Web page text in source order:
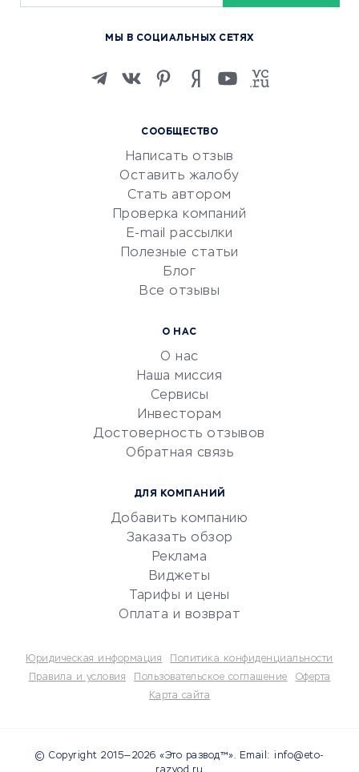
Изучение иностранных
Маркетинг и продажи
Репетиторство
Красота и здоровье
Сервисы по поиску работы
Сетевой маркетинг
УСЛУГИ ДЛЯ БИЗНЕСА
документооборот
Юридические компании
Бухгалтерия онлайн
Потребительские кредиты
СООБЩЕСТВО
Написать отзыв
Оставить жалобу
Стать автором
Проверка компаний
E-mail рассылки
Полезные статьи
Блог
Все отзывы
О НАС
О нас
Наша миссия
Сервисы
Инвесторам
Достоверность отзывов
Обратная связь
ДЛЯ КОМПАНИЙ
Добавить компанию
Заказать обзор
Реклама
Виджеты
Тарифы и цены
Оплата и возврат
МЫ В СОЦИАЛЬНЫХ СЕТЯХ
Юридическая информация
Политика конфиденциальности
Правила и условия
Пользовательское соглашение
Оферта
Карта сайта
© Copyright 2015—2026 «Это развод™». Email: info@eto-